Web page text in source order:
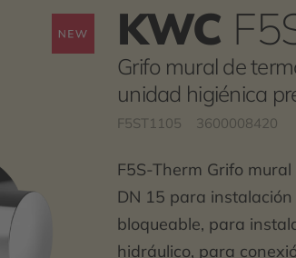
KWC
Grifo mural de
unidad higiénica
F5ST1105 3600008420
F5S-Therm Grifo
DN 15 para
bloqueable, para
hidráulico, para